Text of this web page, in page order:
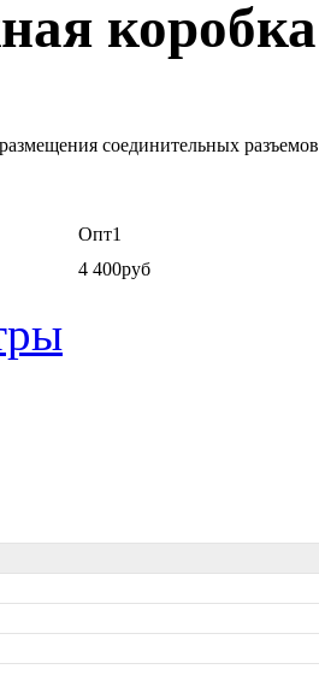
соединительных
Опт1
4 400руб